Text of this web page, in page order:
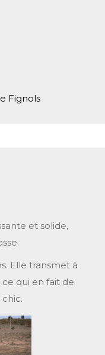
Fignols
et solide,
Elle transmet à
ce qui en fait de